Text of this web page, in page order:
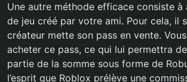
Une autre méthode efficace consiste à
de jeu créé par votre ami. Pour cela, il
créateur mette son pass en vente.
acheter ce pass, ce qui lui permettra
partie de la somme sous forme de
l’esprit que Roblox prélève une